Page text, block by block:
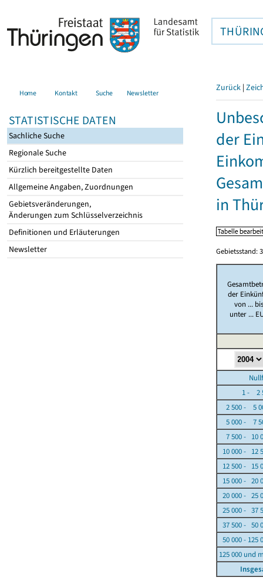
Home Kontakt Suche Newsletter
STATISTISCHE DATEN
Sachliche Suche
Regionale Suche
Kürzlich bereitgestellte Daten
Allgemeine Angaben, Zuordnungen
Gebietsveränderungen,
Änderungen zum Schlüsselverzeichnis
Definitionen und Erläuterungen
Newsletter
Zurück |
der
in
Gebietsstand:
der
von ...
unter ...
1 - 2
2 500 - 5
5 000 - 7
7 500 - 10
10 000 - 12
12 500 - 15
15 000 - 20
20 000 - 25
25 000 - 37
37 500 - 50
50 000 - 125
125 000 und